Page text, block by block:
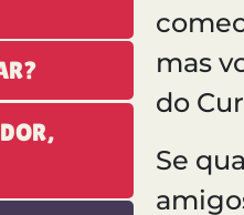
mas
do
Se